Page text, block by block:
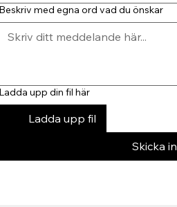
med egna ord vad du önskar
upp din fil här
Ladda upp fil
Skicka in